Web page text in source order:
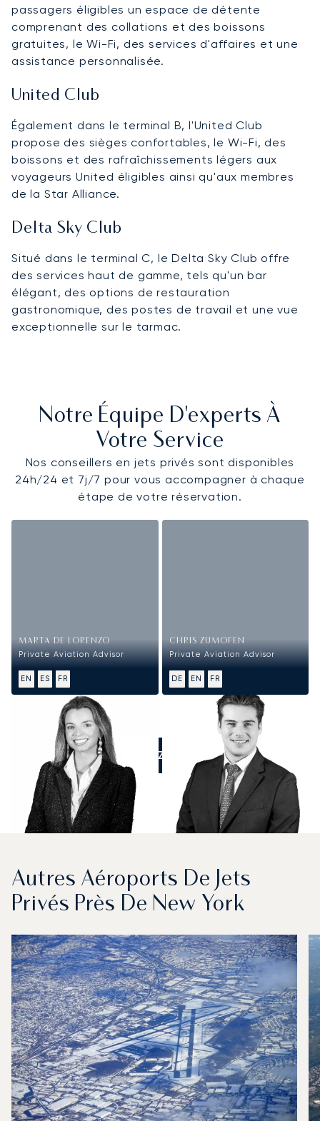
passagers éligibles un espace de détente
comprenant des collations et des boissons
gratuites, le Wi-Fi, des services d'affaires et une
assistance personnalisée.
United Club
Également dans le terminal B, l'United Club
propose des sièges confortables, le Wi-Fi, des
boissons et des rafraîchissements légers aux
voyageurs United éligibles ainsi qu'aux membres
de la Star Alliance.
Delta Sky Club
Situé dans le terminal C, le Delta Sky Club offre
des services haut de gamme, tels qu'un bar
élégant, des options de restauration
gastronomique, des postes de travail et une vue
exceptionnelle sur le tarmac.
Notre Équipe D'experts À
Votre Service
Nos conseillers en jets privés sont disponibles
24h/24 et 7j/7 pour vous accompagner à chaque
étape de votre réservation.
MARTA DE LORENZO
Private Aviation Advisor
EN ES FR
CHRIS ZUMOFEN
Private Aviation Advisor
DE EN FR
APPELEZ-NOUS
Autres Aéroports De Jets
Privés Près De New York